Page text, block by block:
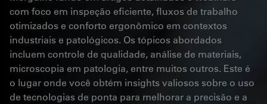
com foco em inspeção eficiente, fluxos de trabalho
otimizados e conforto ergonômico em contextos
industriais e patológicos. Os tópicos abordados
incluem controle de qualidade, análise de materiais,
microscopia em patologia, entre muitos outros. Este é
o lugar onde você obtém insights valiosos sobre o uso
de tecnologias de ponta para melhorar a precisão e a